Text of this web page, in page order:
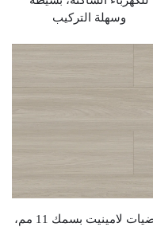
وسهلة التركيب
أرضيات لامينيت بسمك 11 مم،